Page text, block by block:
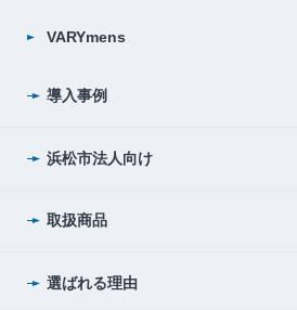
VARYmens
導入事例
浜松市法人向け
取扱商品
選ばれる理由